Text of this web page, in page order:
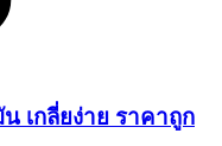
เกลี่ยง่าย ราคาถูก